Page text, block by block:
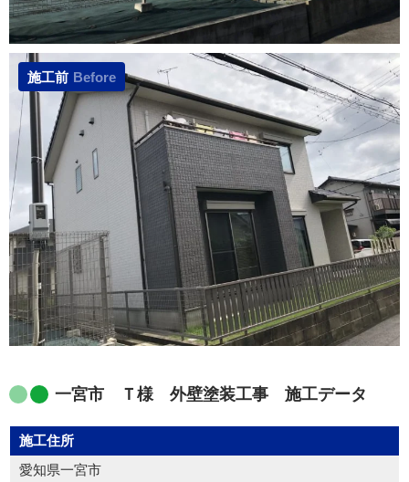
施工前 Before
一宮市 Ｔ様 外壁塗装工事 施工データ
施工住所
愛知県一宮市